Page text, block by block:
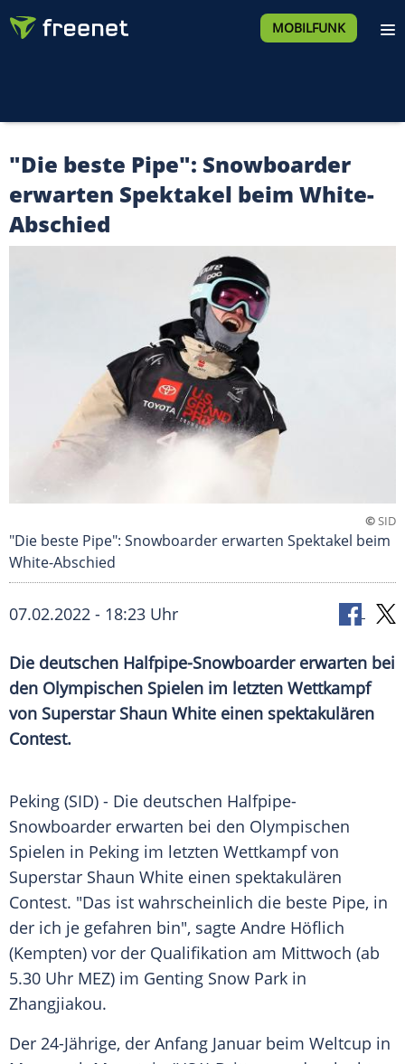
MOBILFUNK
"Die beste Pipe": Snowboarder
erwarten Spektakel beim White-
Abschied
©SID
"Die beste Pipe": Snowboarder erwarten Spektakel beim
White-Abschied
07.02.2022 - 18:23 Uhr
Die deutschen Halfpipe-Snowboarder erwarten bei
den Olympischen Spielen im letzten Wettkampf
von Superstar Shaun White einen spektakulären
Contest.
Peking (SID) - Die deutschen Halfpipe-
Snowboarder erwarten bei den Olympischen
Spielen in Peking im letzten Wettkampfvon
Superstar Shaun White einen spektakulären
Contest. "Das ist wahrscheinlich die beste Pipe, in
der ich je gefahren bin", sagte Andre Höflich
(Kempten) vor der Qualifikation am Mittwoch (ab
5.30 Uhr MEZ) im Genting Snow Park in
Zhangjiakou.
Der 24-Jährige, der Anfang Januar beim Weltcup in